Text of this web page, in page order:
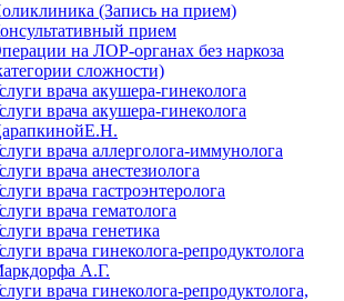
(Запись на прием)
прием
на ЛОР-органах без наркоза
сложности)
врача акушера-гинеколога
врача акушера-гинеколога
врача аллерголога-иммунолога
врача анестезиолога
врача гастроэнтеролога
врача гематолога
врача генетика
врача гинеколога-репродуктолога
А.Г.
врача гинеколога-репродуктолога,